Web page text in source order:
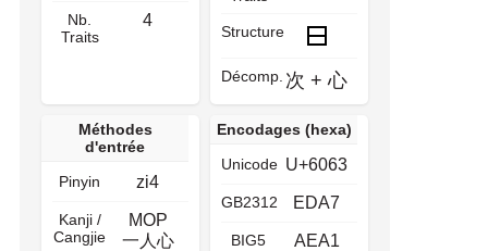
Nb.
Traits
4
Structure
Décomp. 次 + 心
Méthodes
d'entrée
Pinyin
zi4
Kanji /
Cangjie
MOP
一人心
Encodages (hexa)
Unicode U+6063
GB2312 EDA7
BIG5 AEA1